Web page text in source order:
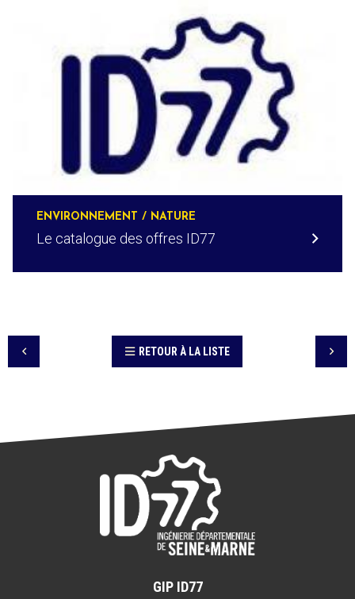
ENVIRONNEMENT / NATURE
Le catalogue des offres ID77
RETOUR À LA LISTE
GIP ID77